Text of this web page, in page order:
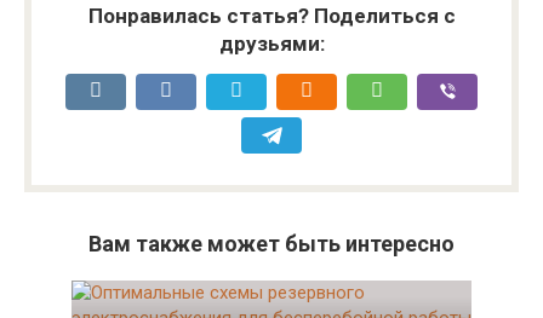
Понравилась статья? Поделиться с
друзьями:
Вам также может быть интересно